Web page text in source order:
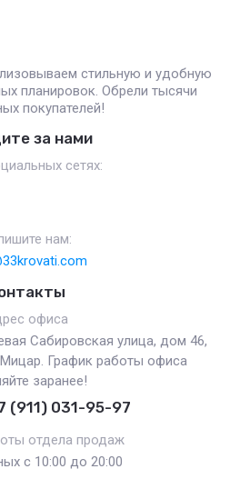
стильную и удобную
планировок. Обрели тысячи
покупателей!
за нами
сетях:
нам:
офиса
Сабировская улица, дом 46,
График работы офиса
заранее!
(911) 031-95-97
отдела продаж
с 10:00 до 20:00